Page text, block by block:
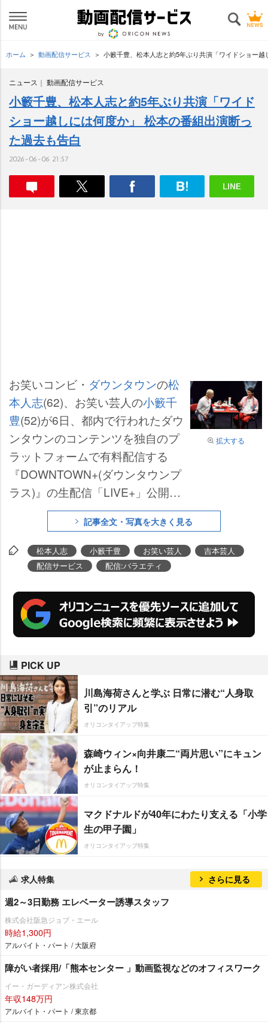
ホーム 動画配信サービス 小籔千豊、松本人志と約5年ぶり共演「ワイドショー
ニュース 動画配信サービス
小籔千豊、松本人志と約5年ぶり共演「ワイド
ショー越しには何度か」 松本の番組出演断っ
た過去も告白
2026-06-06 21:57
拡大する
お笑いコンビ・ ダウンタウンの松
本人志(62)、お笑い芸人の小籔千
豊(52)が6日、都内で行われたダウ
ンタウンのコンテンツを独自のプ
ラットフォームで有料配信する
『DOWNTOWN+(ダウンタウンプ
ラス)』の生配信「LIVE+」公開収
録に出演した。
記事全文・写真を大きく見る
松本人志 小籔千豊 お笑い芸人
吉本芸人
配信サービス
配信:バラエティ
PICK UP
川島海荷さんと学ぶ 日常に潜む“人身取
引”のリアル
オリコンタイアップ特集
森崎ウィン×向井康二“両片思い”にキュン
が止まらん！
オリコンタイアップ特集
マクドナルドが40年にわたり支える「小学
生の甲子園」
オリコンタイアップ特集
求人特集 さらに見る
週2～3日勤務 エレベーター誘導スタッフ
株式会社阪急ジョブ・エール
時給1,300円
アルバイト・パート / 大阪府
障がい者採用/「熊本センター 」動画監視などのオフィスワーク
イー・ガーディアン株式会社
年収148万円
アルバイト・パート / 東京都